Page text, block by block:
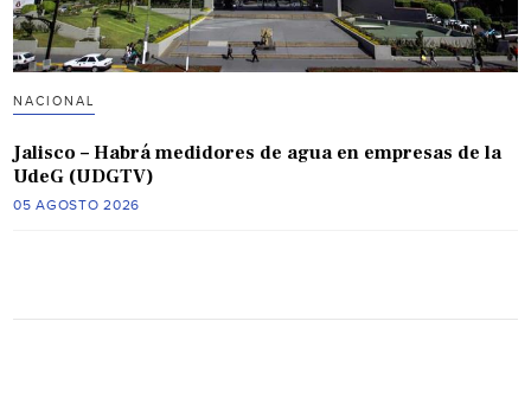
NACIONAL
Jalisco – Habrá medidores de agua en empresas de la
UdeG (UDGTV)
05 AGOSTO 2026